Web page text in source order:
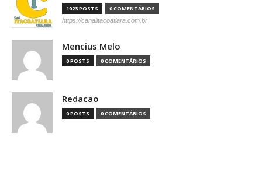
1023 POSTS 0 COMENTÁRIOS
https://canalitacoatiara.com.br
Mencius Melo
0 POSTS 0 COMENTÁRIOS
Redacao
0 POSTS 0 COMENTÁRIOS